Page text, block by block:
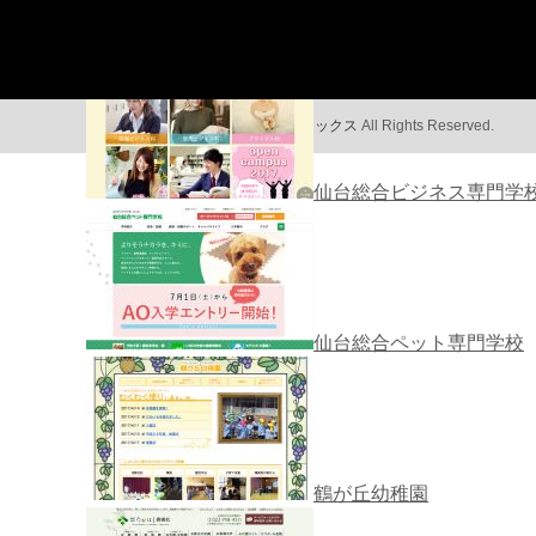
仙台総合ビジネス専門学
仙台総合ペット専門学校
鶴が丘幼稚園
Copyright ©株式会社マジカルリミックス All Rights Reserved.